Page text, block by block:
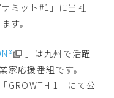
ミット#1」に当社
す。
」は九州で活躍
家応援番組です。
GROWTH 1」にて公